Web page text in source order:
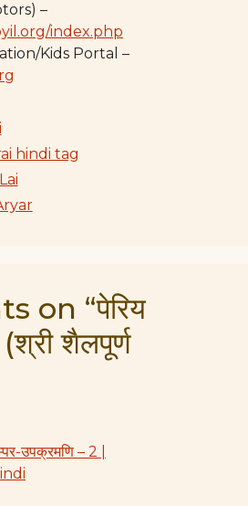
–
index.php
Kids Portal –
hindi tag
on “पेरिय
शैलपूर्ण
उपक्रमणि – 2 |